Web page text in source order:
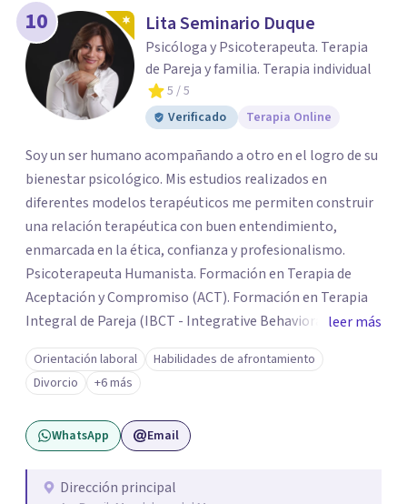
10 Lita Seminario Duque
Psicóloga y Psicoterapeuta. Terapia
de Pareja y familia. Terapia individual
5 / 5
Verificado
Terapia Online
Soy un ser humano acompañando a otro en el logro de su
bienestar psicológico. Mis estudios realizados en
diferentes modelos terapéuticos me permiten construir
una relación terapéutica con buen entendimiento,
enmarcada en la ética, confianza y profesionalismo.
Psicoterapeuta Humanista. Formación en Terapia de
Aceptación y Compromiso (ACT). Formación en Terapia
Integral de Pareja (IBCT - Integrative Behavioral Couple
Therapy). Formación en Terapia de esquemas por CETEP.
Formación en Entrenamiento en Habilidades. Formación
en Análisis de la conducta. Formación en Terapia
Dialéctica Conductual - DBT. Formación en Terapia de
Familia y Pareja.
leer más
Orientación laboral
Habilidades de afrontamiento
Divorcio
+6 más
WhatsApp Email
Dirección principal